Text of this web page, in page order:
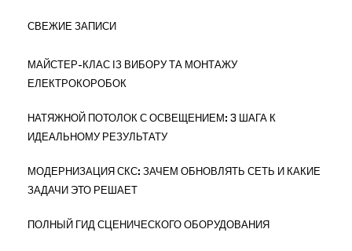
СВЕЖИЕ ЗАПИСИ
МАЙСТЕР-КЛАС ІЗ ВИБОРУ ТА МОНТАЖУ
ЕЛЕКТРОКОРОБОК
НАТЯЖНОЙ ПОТОЛОК С ОСВЕЩЕНИЕМ: 3 ШАГА К
ИДЕАЛЬНОМУ РЕЗУЛЬТАТУ
МОДЕРНИЗАЦИЯ СКС: ЗАЧЕМ ОБНОВЛЯТЬ СЕТЬ И КАКИЕ
ЗАДАЧИ ЭТО РЕШАЕТ
ПОЛНЫЙ ГИД СЦЕНИЧЕСКОГО ОБОРУДОВАНИЯ